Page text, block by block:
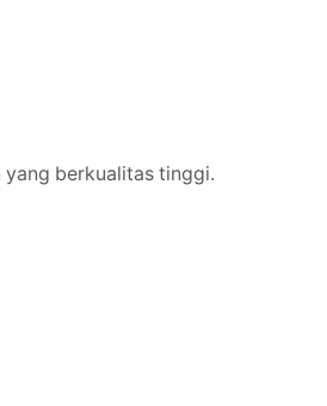
berkualitas tinggi.